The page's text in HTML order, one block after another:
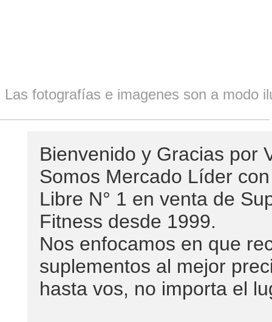
Las fotografías e imagenes son a modo
Bienvenido y Gracias por
Somos Mercado Líder
Libre N° 1 en venta de
Fitness desde 1999.
Nos enfocamos en que
suplementos al mejor
hasta vos, no importa el